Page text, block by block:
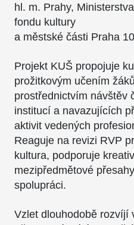
hl. m. Prahy,
fondu kultury
a městské části Praha
Projekt KUŠ propojuje
prožitkovým učením
prostřednictvím návštěv
institucí a navazujících
aktivit vedených
Reaguje na revizi RVP
kultura, podporuje
mezipředmětové
spolupráci.
Vzlet dlouhodobě rozvíjí